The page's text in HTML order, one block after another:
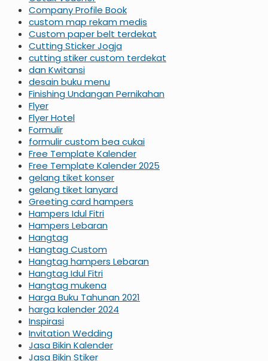
Company Profile Book
custom map rekam medis
Custom paper belt terdekat
Cutting Sticker Jogja
cutting stiker custom terdekat
dan Kwitansi
desain buku menu
Finishing Undangan Pernikahan
Flyer
Flyer Hotel
Formulir
formulir custom bea cukai
Free Template Kalender
Free Template Kalender 2025
gelang tiket konser
gelang tiket lanyard
Greeting card hampers
Hampers Idul Fitri
Hampers Lebaran
Hangtag
Hangtag Custom
Hangtag hampers Lebaran
Hangtag Idul Fitri
Hangtag mukena
Harga Buku Tahunan 2021
harga kalender 2024
Inspirasi
Invitation Wedding
Jasa Bikin Kalender
Jasa Bikin Stiker